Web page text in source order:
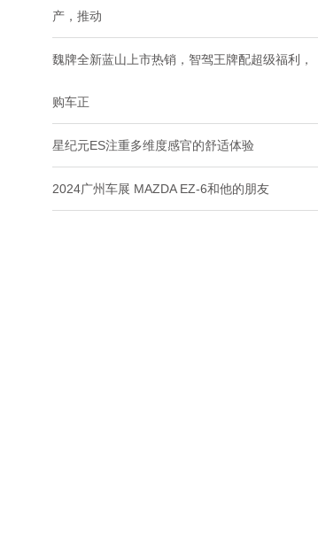
产，推动
魏牌全新蓝山上市热销，智驾王牌配超级福利，
购车正
星纪元ES注重多维度感官的舒适体验
2024广州车展 MAZDA EZ-6和他的朋友